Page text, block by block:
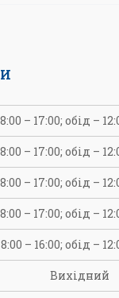
8:00 – 17:00; обід –
8:00 – 17:00; обід –
8:00 – 17:00; обід –
8:00 – 17:00; обід –
8:00 – 16:00; обід –
Вихідний